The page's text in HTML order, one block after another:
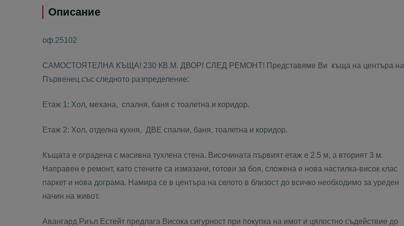
Описание
оф.25102
САМОСТОЯТЕЛНА КЪЩА! 230 КВ.М. ДВОР! СЛЕД РЕМОНТ! Представяме Ви къща на центъра на
Първенец със следното разпределение:
Етаж 1: Хол, механа, спалня, баня с тоалетна и коридор.
Етаж 2: Хол, отделна кухня, ДВЕ спални, баня, тоалетна и коридор.
Къщата е оградена с масивна тухлена стена. Височината първият етаж е 2.5 м, а вторият 3 м.
Направен е ремонт, като стените са измазани, готови за боя, сложена е нова настилка-висок клас
паркет и нова дограма. Намира се в центъра на селото в близост до всичко необходимо за уреден
начин на живот.
Авангард Риъл Естейт предлага Висока сигурност при покупка на имот и цялостно съдействие до